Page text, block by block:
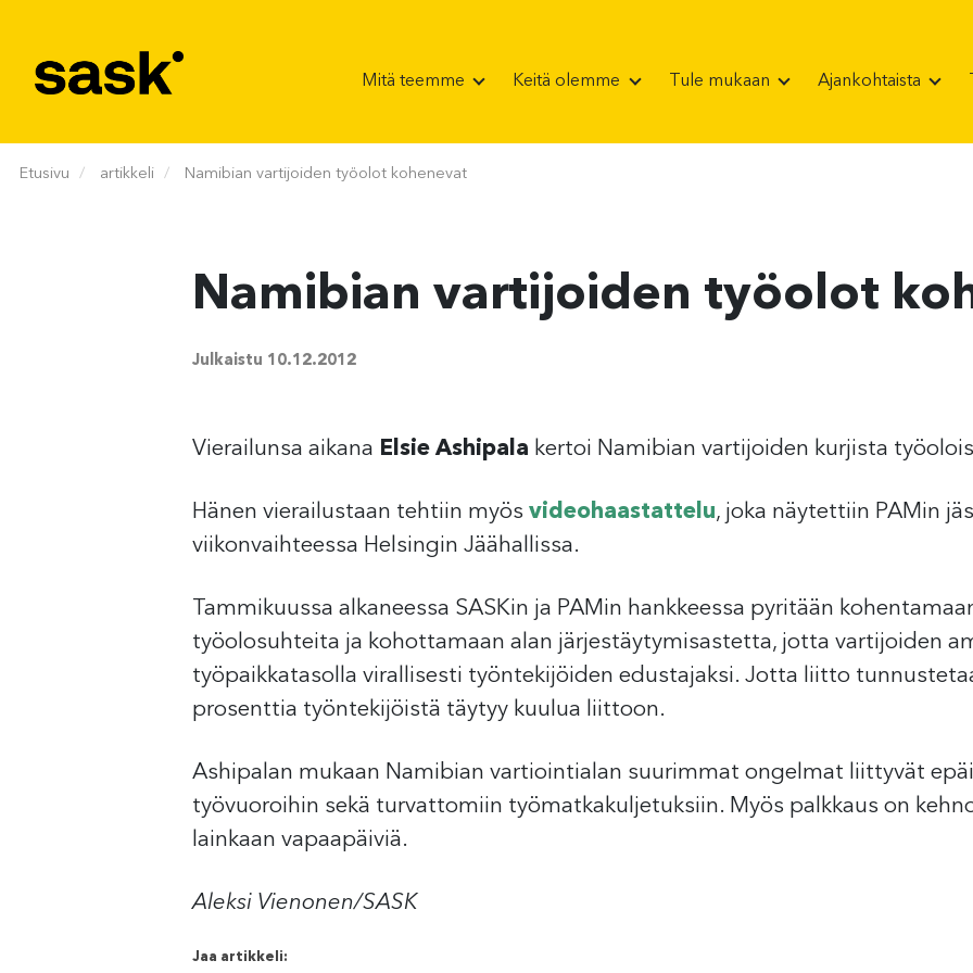
Mitä teemme Keitä olemme Tule mukaan Ajankohtaista
Etusivu artikkeli Namibian vartijoiden työolot kohenevat
Namibian vartijoiden työolot
Julkaistu 10.12.2012
Vierailunsa aikana Elsie Ashipala kertoi Namibian vartijoiden kurjista
Hänen vierailustaan tehtiin myös videohaastattelu, joka näytettiin PAMin
viikonvaihteessa Helsingin Jäähallissa.
Tammikuussa alkaneessa SASKin ja PAMin hankkeessa pyritään
työolosuhteita ja kohottamaan alan järjestäytymisastetta, jotta vartijoiden
työpaikkatasolla virallisesti työntekijöiden edustajaksi. Jotta liitto
prosenttia työntekijöistä täytyy kuulua liittoon.
Ashipalan mukaan Namibian vartiointialan suurimmat ongelmat liittyvät
työvuoroihin sekä turvattomiin työmatkakuljetuksiin. Myös palkkaus on
lainkaan vapaapäiviä.
Aleksi Vienonen/SASK
Jaa artikkeli: